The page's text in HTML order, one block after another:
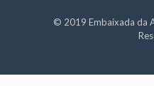
© 2019 Embaixada da